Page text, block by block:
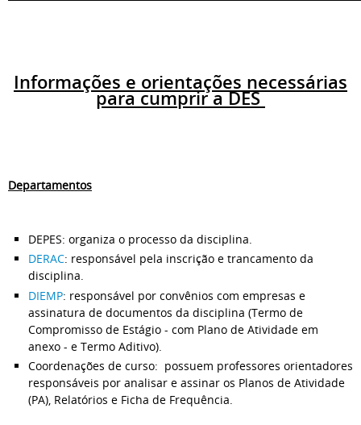
Informações e orientações necessárias
para cumprir aDES
Departamentos
DEPES: organiza o processo da disciplina.
DERAC: responsável pela inscrição e trancamento da
disciplina.
DIEMP: responsável por convênios com empresas e
assinatura de documentos da disciplina (Termo de
Compromisso de Estágio - com Plano de Atividade em
anexo - e Termo Aditivo).
Coordenações de curso: possuem professores orientadores
responsáveis por analisar e assinar os Planos de Atividade
(PA), Relatórios e Ficha de Frequência.